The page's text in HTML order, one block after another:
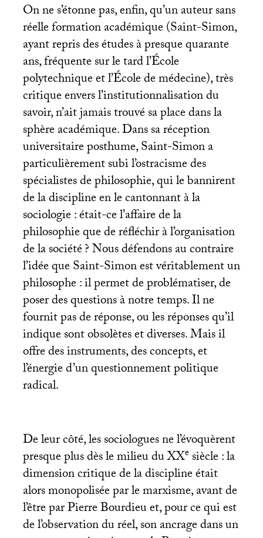
On ne s’étonne pas, enfin, qu’un auteur sans
réelle formation académique (Saint-Simon,
ayant repris des études à presque quarante
ans, fréquente sur le tard l’École
polytechnique et l’École de médecine), très
critique envers l’institutionnalisation du
savoir, n’ait jamais trouvé sa place dans la
sphère académique. Dans sa réception
universitaire posthume, Saint-Simon a
particulièrement subi l’ostracisme des
spécialistes de philosophie, qui le bannirent
de la discipline en le cantonnant à la
sociologie : était-ce l’affaire de la
philosophie que de réfléchir à l’organisation
de la société? Nous défendons au contraire
l’idée que Saint-Simon est véritablement un
philosophe : il permet de problématiser, de
poser des questions à notre temps. Il ne
fournit pas de réponse, ou les réponses qu’il
indique sont obsolètes et diverses. Mais il
offre des instruments, des concepts, et
l’énergie d’un questionnement politique
radical.
De leur côté, les sociologues ne l’évoquèrent
presque plus dès le milieu duXXesiècle : la
dimension critique de la discipline était
alors monopolisée par le marxisme, avant de
l’être par Pierre Bourdieu et, pour ce qui est
de l’observation du réel, son ancrage dans un